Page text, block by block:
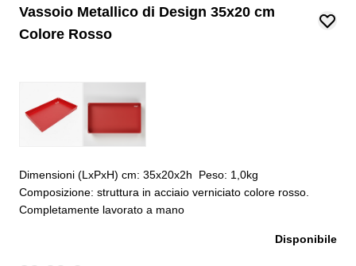
Vassoio Metallico di Design 35x20 cm
Colore Rosso
Dimensioni (LxPxH) cm: 35x20x2h Peso: 1,0kg
Composizione: struttura in acciaio verniciato colore rosso.
Completamente lavorato a mano
Disponibile